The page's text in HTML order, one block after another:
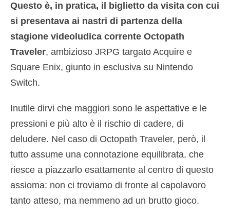
Questo è, in pratica, il biglietto da visita con cui
si presentava ai nastri di partenza della
stagione videoludica corrente Octopath
Traveler, ambizioso JRPG targato Acquire e
Square Enix, giunto in esclusiva su Nintendo
Switch.
Inutile dirvi che maggiori sono le aspettative e le
pressioni e più alto è il rischio di cadere, di
deludere. Nel caso di Octopath Traveler, però, il
tutto assume una connotazione equilibrata, che
riesce a piazzarlo esattamente al centro di questo
assioma: non ci troviamo di fronte al capolavoro
tanto atteso, ma nemmeno ad un brutto gioco.